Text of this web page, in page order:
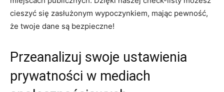
cieszyć się zasłużonym wypoczynkiem, mając⁢ pewność,⁣
że twoje‌ dane są bezpieczne!
Przeanalizuj swoje ustawienia
prywatności w mediach